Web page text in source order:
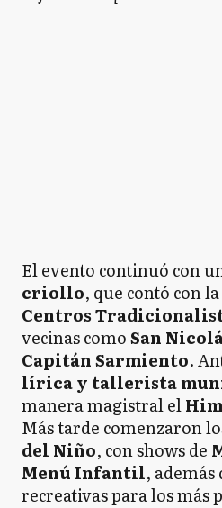
El evento continuó con
criollo, que contó con
Centros
vecinas comoSan
Capitán Sarmiento.
lírica y tallerista
manera magistral el
Más tarde comenzaron
del Niño, con shows de
Menú Infantil, además
recreativas para los más